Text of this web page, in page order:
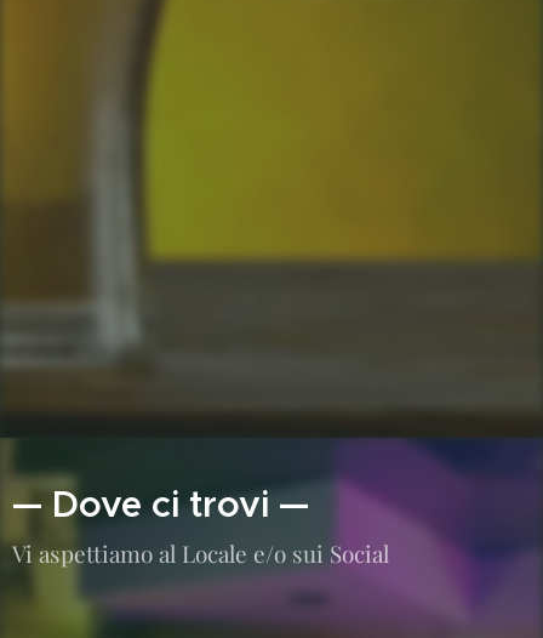
— Dove ci trovi —
Vi aspettiamo al Locale e/o sui Social